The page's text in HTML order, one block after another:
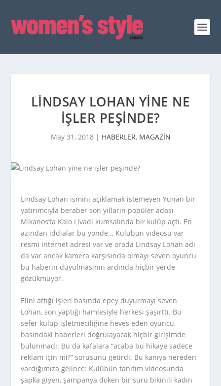
LINDSAY LOHAN YINE NE
IŞLER PEŞINDE?
May 31, 2018| HABERLER, MAGAZİN
Lindsay Lohan ismini açıklamak istemeyen Yunan bir
yatırımcıyla beraber son yılların popüler adası
Mikanos’ta Kalo Livadi kumsalında bir kulüp açtı. En
azından iddialar bu yönde… Kulübün videosu var
resmi internet adresi var ve orada Lindsay Lohan adı
da var ancak kamera karşısında olmayı seven oyuncu
bu haberin duyulmasının ardında hiçbir yerde
gözükmüyor.
Elini attığı işleri basında epey duyurmayı seven
Lohan, son yaptığı hamlesiyle herkesi şaşırttı. Bu
sefer kulüp işletmeciliğine heves eden oyuncu,
basındaki haberleri doğrulayacak hiçbir girişimde
bulunmadı. Bu da kafalara “acaba bu hikaye sadece
reklam için mi?” sorusunu getirdi. Bu kanıya nereden
vardığımıza gelince: Kulübün tanıtım videosunda
şapka giyen, şampanya döken bir sürü bikinili kadın